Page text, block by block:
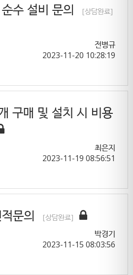
수 설비 문의 [상담완료]
전병규
2023-11-20 10:28:19
구매 및 설치 시 비용
최은지
2023-11-19 08:56:51
문의 [상담완료]
박경기
2023-11-15 08:03:56